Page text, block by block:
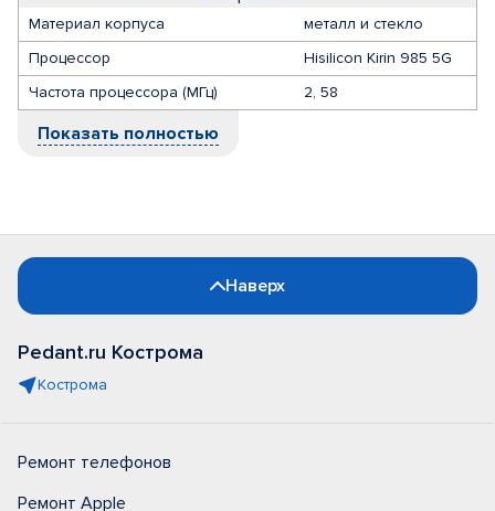
Материал корпуса
металл и стекло
Процессор
Hisilicon Kirin 985 5G
Частота процессора (МГц)
2, 58
Показать полностью
Наверх
Pedant.ru Кострома
Кострома
Ремонт телефонов
Ремонт Apple